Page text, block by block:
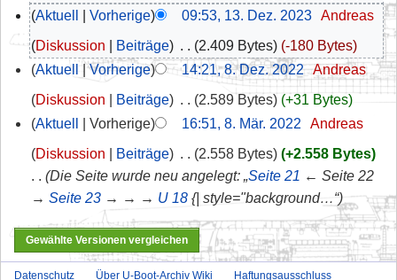
Aktuell
Vorherige 09:53, 13. Dez. 2023‎ Andreas
Diskussion
Beiträge 2.409 Bytes
-180 Bytes
Aktuell
Vorherige 14:21, 8. Dez. 2022‎ Andreas
Diskussion
Beiträge 2.589 Bytes
+31 Bytes
Aktuell
Vorherige 16:51, 8. Mär. 2022
Andreas
Diskussion
Beiträge 2.558 Bytes
+2.558 Bytes
Die Seite wurde neu angelegt: „Seite 21 ← Seite 22
→ Seite 23→ → → U 18{| style="background…“
Datenschutz Über U-Boot-Archiv Wiki Haftungsausschluss